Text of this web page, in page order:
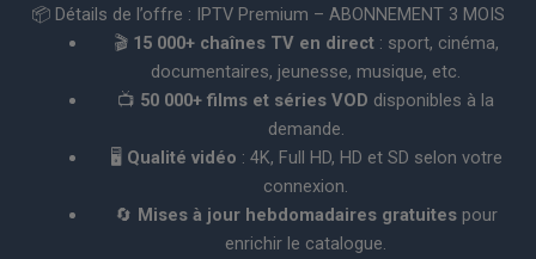
📦 Détails de l’offre : IPTV Premium – ABONNEMENT 3 MOIS
🎬 15 000+ chaînes TV en direct: sport, cinéma,
documentaires, jeunesse, musique, etc.
📺 50 000+ films et séries VOD disponibles à la
demande.
🖥️ Qualité vidéo : 4K, Full HD, HD et SD selon votre
connexion.
🔄 Mises à jour hebdomadaires gratuitespour
enrichir le catalogue.